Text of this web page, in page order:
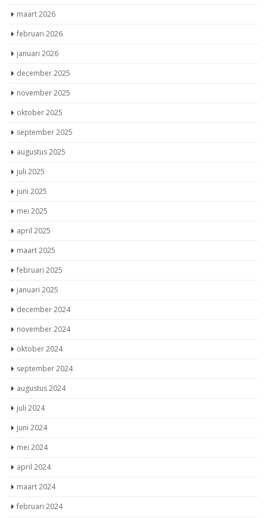
maart 2026
februari 2026
januari 2026
december 2025
november 2025
oktober 2025
september 2025
augustus 2025
juli 2025
juni 2025
mei 2025
april 2025
maart 2025
februari 2025
januari 2025
december 2024
november 2024
oktober 2024
september 2024
augustus 2024
juli 2024
juni 2024
mei 2024
april 2024
maart 2024
februari 2024